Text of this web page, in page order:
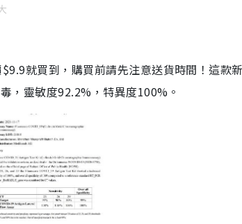
就買到，購買前請先注意送貨時間！這款
，靈敏度92.2%，特異度100%。